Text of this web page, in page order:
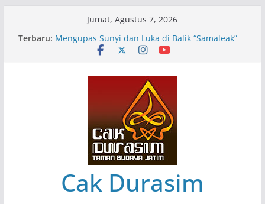
Jumat, Agustus 7, 2026
Terbaru: Pameran Lukisan Komunitas Patria Seni Rupa
Kota Blitar : Ketika “Bergerak” Menjadi Mantra
Mengupas Sunyi dan Luka di Balik “Samaleak”
Menjaga Marwah Seni dan Budaya: Catatan
Kunjungan Kerja Ir. Bambang Haryo Soekartono
(BHS) Anggota DPR RI ke Taman Budaya Jawa
Pameran Tunggal 35 Karya Agus Koecink
“Tumbang Tambang”, Ungkapan Kritis Tentang
Derita Pekerja Pertambangan
Cak Durasim